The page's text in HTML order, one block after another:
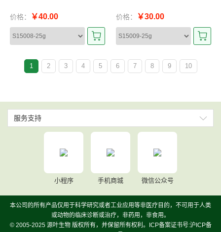
价格： ￥40.00 价格： ￥30.00
1 2 3 4 5 6 7 8 9 10
服务支持
小程序 手机商城 微信公众号
本公司的所有产品仅用于科学研究或者工业应用等非医疗目的，不可用于人类
或动物的临床诊断或治疗，非药用，非食用。
© 2005-2025 源叶生物 版权所有，并保留所有权利。ICP备案证书号:沪ICP备